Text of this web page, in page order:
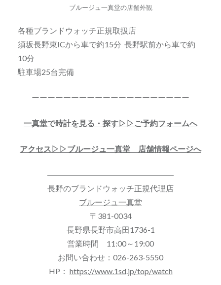
ブルージュ一真堂の店舗外観
各種ブランドウォッチ正規取扱店
須坂長野東ICから車で約15分 長野駅前から車で約
10分
駐車場25台完備
ーーーーーーーーーーーーーーーーーーーー
一真堂で時計を見る・探す▷▷ご予約フォームへ
アクセス▷▷ブルージュ一真堂 店舗情報ページへ
――――――――――――――――
長野のブランドウォッチ正規代理店
ブルージュ一真堂
〒381-0034
長野県長野市高田1736-1
営業時間 11:00～19:00
お問い合わせ：026-263-5550
HP： https://www.1sd.jp/top/watch